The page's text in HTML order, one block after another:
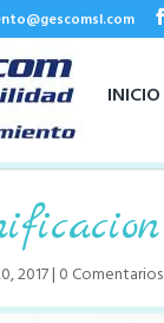
INICIO
2017| 0 Comentarios